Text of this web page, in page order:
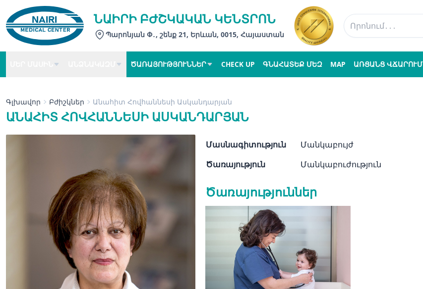
ՆԱԻՐԻ ԲԺՇԿԱԿԱՆ ԿԵՆՏՐՈՆ
Պարոնյան Փ․, շենք 21, Երևան, 0015, Հայաստան
ԾԱՌԱՅՈՒԹՅՈՒՆՆԵՐ CHECK UP ԳՆԱՀԱՏԵՔ ՄԵԶ MAP ԱՌՑԱՆՑ ՎՃԱՐՈՒՄ
Գլխավոր Բժիշկներ Անահիտ Հովհաննեսի Ասկանդարյան
ԱՆԱՀԻՏ ՀՈՎՀԱՆՆԵՍԻ ԱՍԿԱՆԴԱՐՅԱՆ
Մասնագիտություն
Մանկաբույժ
Ծառայություն
Մանկաբուժություն
Ծառայություններ